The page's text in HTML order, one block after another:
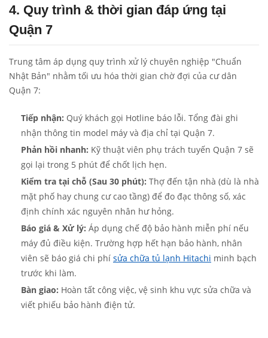
4. Quy trình & thời gian đáp ứng tại
Quận 7
Trung tâm áp dụng quy trình xử lý chuyên nghiệp "Chuẩn
Nhật Bản" nhằm tối ưu hóa thời gian chờ đợi của cư dân
Quận 7:
Tiếp nhận: Quý khách gọi Hotline báo lỗi. Tổng đài ghi
nhận thông tin model máy và địa chỉ tại Quận 7.
Phản hồi nhanh: Kỹ thuật viên phụ trách tuyến Quận 7 sẽ
gọi lại trong 5 phút để chốt lịch hẹn.
Kiểm tra tại chỗ (Sau 30 phút): Thợ đến tận nhà (dù là nhà
mặt phố hay chung cư cao tầng) để đo đạc thông số, xác
định chính xác nguyên nhân hư hỏng.
Báo giá & Xử lý: Áp dụng chế độ bảo hành miễn phí nếu
máy đủ điều kiện. Trường hợp hết hạn bảo hành, nhân
viên sẽ báo giá chi phí sửa chữa tủ lạnh Hitachi minh bạch
trước khi làm.
Bàn giao: Hoàn tất công việc, vệ sinh khu vực sửa chữa và
viết phiếu bảo hành điện tử.